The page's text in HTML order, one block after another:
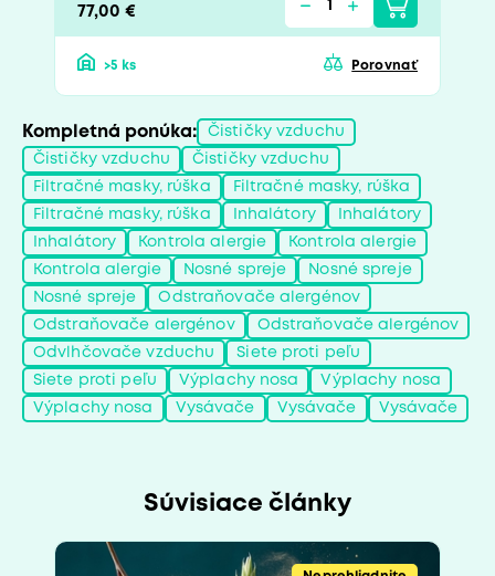
77,00 €
>5 ks Porovnať
Kompletná ponúka: Čističky vzduchu
Čističky vzduchu Čističky vzduchu
Filtračné masky, rúška Filtračné masky, rúška
Filtračné masky, rúška Inhalátory Inhalátory
Inhalátory Kontrola alergie Kontrola alergie
Kontrola alergie Nosné spreje Nosné spreje
Nosné spreje Odstraňovače alergénov
Odstraňovače alergénov Odstraňovače alergénov
Odvlhčovače vzduchu Siete proti peľu
Siete proti peľu Výplachy nosa Výplachy nosa
Výplachy nosa Vysávače Vysávače Vysávače
Súvisiace články